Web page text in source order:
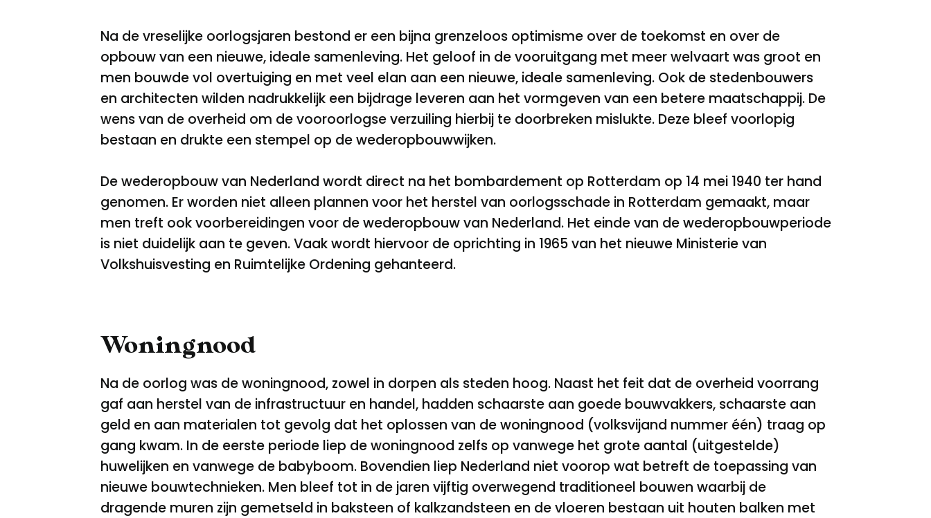
Na de vreselijke oorlogsjaren bestond er een bijna grenzeloos optimisme over de toekomst en over de
opbouw van een nieuwe, ideale samenleving. Het geloof in de vooruitgang met meer welvaart was groot en
men bouwde vol overtuiging en met veel elan aan een nieuwe, ideale samenleving. Ook de stedenbouwers
en architecten wilden nadrukkelijk een bijdrage leveren aan het vormgeven van een betere maatschappij. De
wens van de overheid om de vooroorlogse verzuiling hierbij te doorbreken mislukte. Deze bleef voorlopig
bestaan en drukte een stempel op de wederopbouwwijken.
De wederopbouw van Nederland wordt direct na het bombardement op Rotterdam op 14 mei 1940 ter hand
genomen. Er worden niet alleen plannen voor het herstel van oorlogsschade in Rotterdam gemaakt, maar
men treft ook voorbereidingen voor de wederopbouw van Nederland. Het einde van de wederopbouwperiode
is niet duidelijk aan te geven. Vaak wordt hiervoor de oprichting in 1965 van het nieuwe Ministerie van
Volkshuisvesting en Ruimtelijke Ordening gehanteerd.
Woningnood
Na de oorlog was de woningnood, zowel in dorpen als steden hoog. Naast het feit dat de overheid voorrang
gaf aan herstel van de infrastructuur en handel, hadden schaarste aan goede bouwvakkers, schaarste aan
geld en aan materialen tot gevolg dat het oplossen van de woningnood (volksvijand nummer één) traag op
gang kwam. In de eerste periode liep de woningnood zelfs op vanwege het grote aantal (uitgestelde)
huwelijken en vanwege de babyboom. Bovendien liep Nederland niet voorop wat betreft de toepassing van
nieuwe bouwtechnieken. Men bleef tot in de jaren vijftig overwegend traditioneel bouwen waarbij de
dragende muren zijn gemetseld in baksteen of kalkzandsteen en de vloeren bestaan uit houten balken met